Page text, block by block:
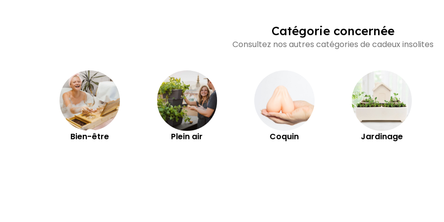
Catégorie concernée
Consultez nos autres catégories de cadeux insolites
Bien-être Plein air Coquin Jardinage
STRICTEMENT NÉCESSAIRE PERFORMANCE COMMERCIALISATION